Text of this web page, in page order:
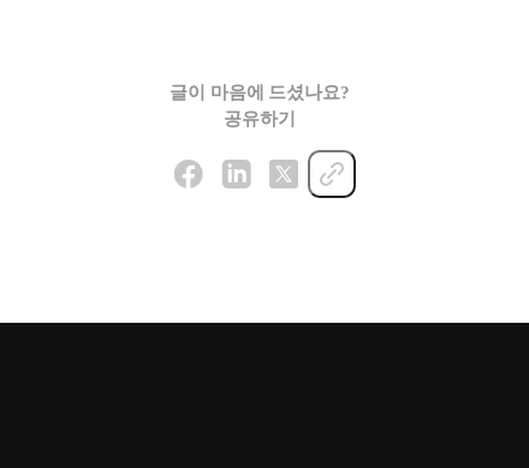
글이 마음에 드셨나요?
공유하기